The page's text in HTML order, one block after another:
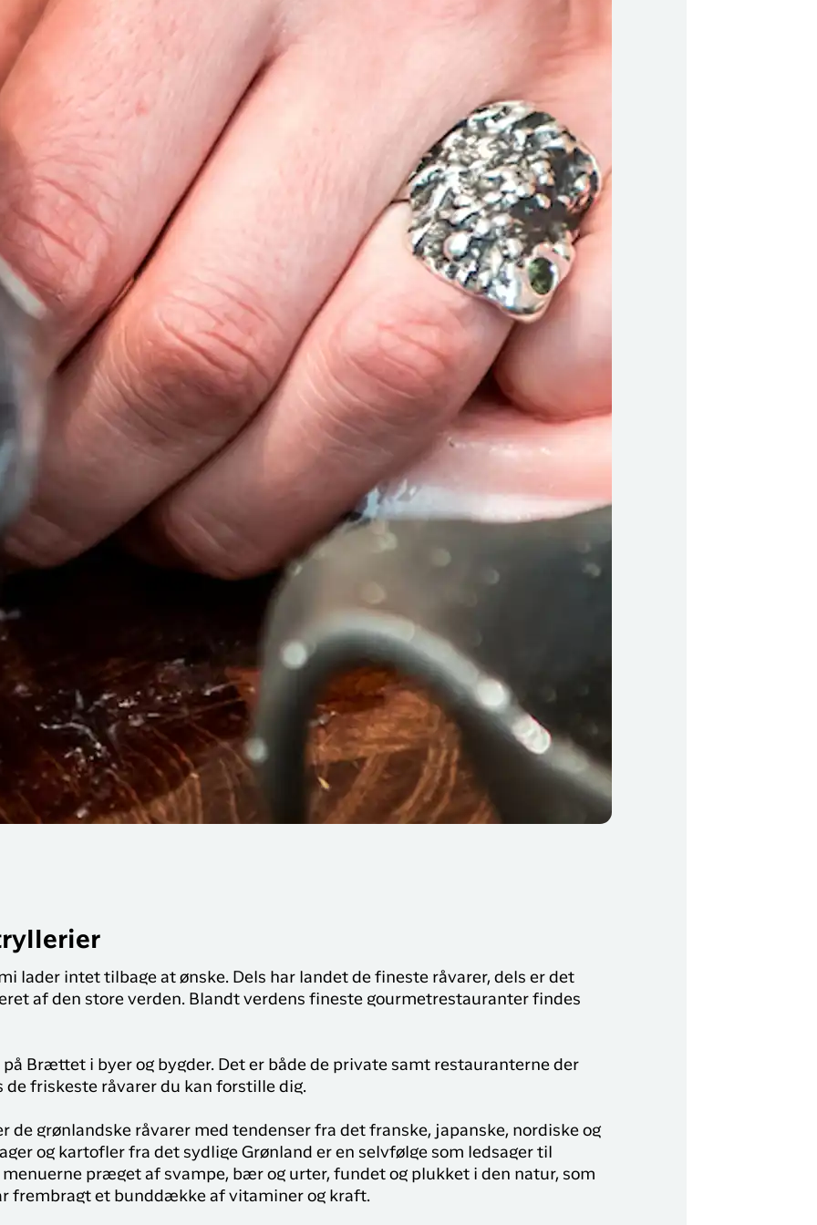
lader intet tilbage at ønske. Dels har landet de fineste råvarer, dels er det
af den store verden. Blandt verdens fineste gourmetrestauranter findes
Brættet i byer og bygder. Det er både de private samt restauranterne der
de friskeste råvarer du kan forstille dig.
de grønlandske råvarer med tendenser fra det franske, japanske, nordiske og
og kartofler fra det sydlige Grønland er en selvfølge som ledsager til
præget af svampe, bær og urter, fundet og plukket i den natur, som
frembragt et bunddække af vitaminer og kraft.